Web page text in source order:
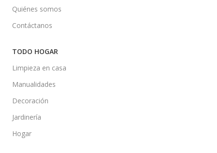
Quiénes somos
Contáctanos
TODO HOGAR
Limpieza en casa
Manualidades
Decoración
Jardinería
Hogar